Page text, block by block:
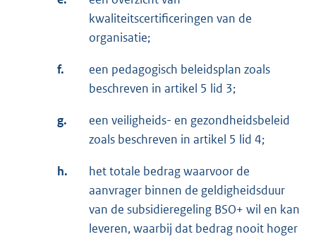
kwaliteitscertificeringen van de
organisatie;
f.
een pedagogisch beleidsplan zoals
beschreven in artikel 5 lid 3;
g.
een veiligheids- en gezondheidsbeleid
zoals beschreven in artikel 5 lid 4;
h.
het totale bedrag waarvoor de
aanvrager binnen de geldigheidsduur
van de subsidieregeling BSO+ wil en kan
leveren, waarbij dat bedrag nooit hoger